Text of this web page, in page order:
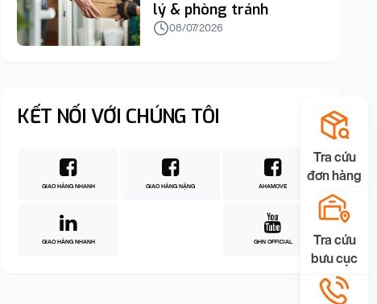
lý & phòng tránh
08/07/2026
KẾT NỐI VỚI CHÚNG TÔI
GIAO HÀNG NHANH GIAO HÀNG NẶNG AHAMOVE
GIAO HÀNG NHANH GHN OFFICIAL
Tra cứu
đơn hàng
Tra cứu
bưu cục